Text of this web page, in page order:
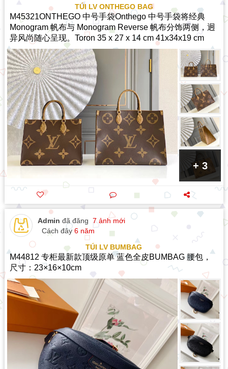
TÚI LV ONTHEGO BAG
M45321ONTHEGO 中号手袋Onthego 中号手袋将经典
Monogram 帆布与 Monogram Reverse 帆布分饰两侧，迥
异风尚随心呈现。Toron 35 x 27 x 14 cm 41x34x19 cm
+ 3
Admin đã đăng 7 ảnh mới
Cách đây 6 năm
TÚI LV BUMBAG
M44812 专柜最新款顶级原单 蓝色全皮BUMBAG 腰包，
尺寸：23×16×10cm